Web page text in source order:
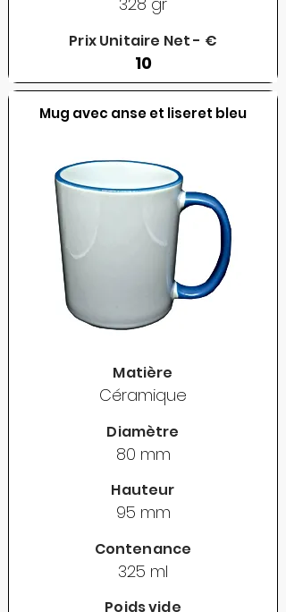
Prix Unitaire Net - €
10
Mug avec anse et liseret bleu
Matière
Céramique
Diamètre
80 mm
Hauteur
95 mm
Contenance
325 ml
Poids vide